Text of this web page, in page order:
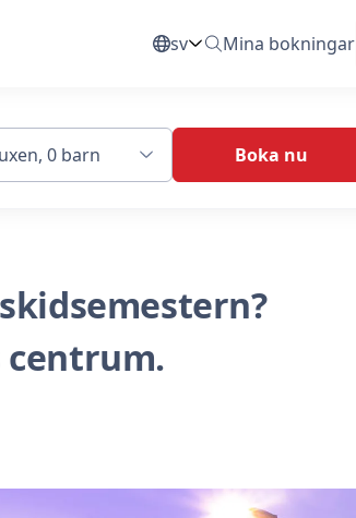
Byt Språk
sv Mina bokningar
0 barn Boka nu
centrum.